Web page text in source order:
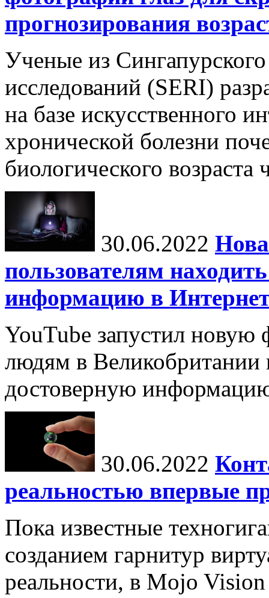
прогнозирования
Ученые из
исследований (SERI)
на базе искусственного
хронической болезни
биологического возраста
30.06.2022
пользователям
информацию в
YouTube запустил
людям в Великобритании
достоверную
30.06.2022
реальностью впервые
Пока известные
созданием гарнитур
реальности, в Mojo